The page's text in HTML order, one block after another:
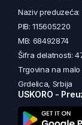
Naziv preduzeća:
PIB: 115605220
MB: 68492874
Šifra delatnosti:
Trgovina na
Grdelica, Srbija
USKORO -